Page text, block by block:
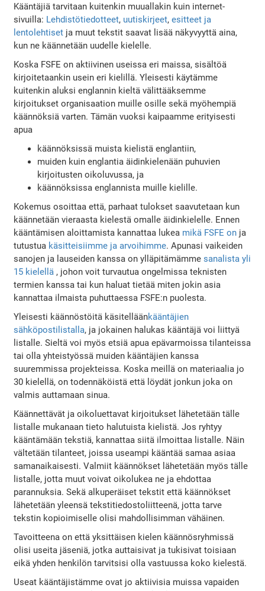
Kääntäjiä tarvitaan kuitenkin muuallakin kuin internet-
sivuilla: Lehdistötiedotteet, uutiskirjeet,esitteet ja
lentolehtiset ja muut tekstit saavat lisää näkyvyyttä aina,
kun ne käännetään uudelle kielelle.
Koska FSFE on aktiivinen useissa eri maissa, sisältöä
kirjoitetaankin usein eri kielillä. Yleisesti käytämme
kuitenkin aluksi englannin kieltä välittääksemme
kirjoitukset organisaation muille osille sekä myöhempiä
käännöksiä varten. Tämän vuoksi kaipaamme erityisesti
apua
käännöksissä muista kielistä englantiin,
muiden kuin englantia äidinkielenään puhuvien
kirjoitusten oikoluvussa, ja
käännöksissa englannista muille kielille.
Kokemus osoittaa että, parhaat tulokset saavutetaan kun
käännetään vieraasta kielestä omalle äidinkielelle. Ennen
kääntämisen aloittamista kannattaa lukea mikä FSFE on ja
tutustua käsitteisiimme ja arvoihimme. Apunasi vaikeiden
sanojen ja lauseiden kanssa on ylläpitämämmesanalista yli
15 kielellä , johon voit turvautua ongelmissa teknisten
termien kanssa tai kun haluat tietää miten jokin asia
kannattaa ilmaista puhuttaessa FSFE:n puolesta.
Yleisesti käännöstöitä käsitelläänkääntäjien
sähköpostilistalla, ja jokainen halukas kääntäjä voi liittyä
listalle. Sieltä voi myös etsiä apua epävarmoissa tilanteissa
tai olla yhteistyössä muiden kääntäjien kanssa
suuremmissa projekteissa. Koska meillä on materiaalia jo
30 kielellä, on todennäköistä että löydät jonkun joka on
valmis auttamaan sinua.
Käännettävät ja oikoluettavat kirjoitukset lähetetään tälle
listalle mukanaan tieto halutuista kielistä. Jos ryhtyy
kääntämään tekstiä, kannattaa siitä ilmoittaa listalle. Näin
vältetään tilanteet, joissa useampi kääntää samaa asiaa
samanaikaisesti. Valmiit käännökset lähetetään myös tälle
listalle, jotta muut voivat oikolukea ne ja ehdottaa
parannuksia. Sekä alkuperäiset tekstit että käännökset
lähetetään yleensä tekstitiedostoliitteenä, jotta tarve
tekstin kopioimiselle olisi mahdollisimman vähäinen.
Tavoitteena on että yksittäisen kielen käännösryhmissä
olisi useita jäseniä, jotka auttaisivat ja tukisivat toisiaan
eikä yhden henkilön tarvitsisi olla vastuussa koko kielestä.
Useat kääntäjistämme ovat jo aktiivisia muissa vapaiden